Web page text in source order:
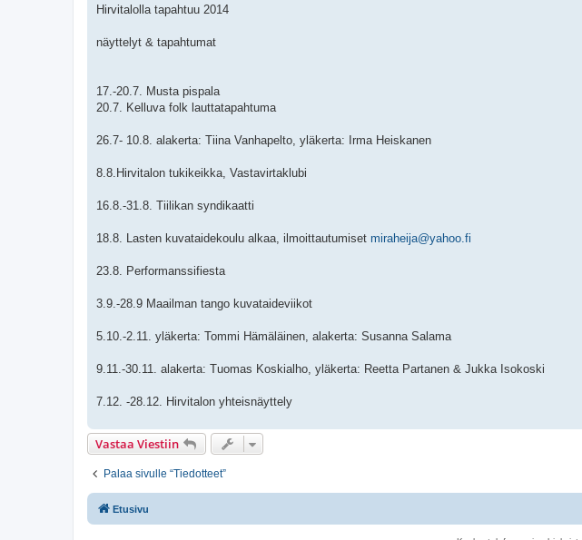
e
i
Hirvitalolla tapahtuu 2014
näyttelyt & tapahtumat
17.-20.7. Musta pispala
20.7. Kelluva folk lauttatapahtuma
26.7- 10.8. alakerta: Tiina Vanhapelto, yläkerta: Irma Heiskanen
8.8.Hirvitalon tukikeikka, Vastavirtaklubi
16.8.-31.8. Tiilikan syndikaatti
18.8. Lasten kuvataidekoulu alkaa, ilmoittautumiset miraheija@yahoo.fi
23.8. Performanssifiesta
3.9.-28.9 Maailman tango kuvataideviikot
5.10.-2.11. yläkerta: Tommi Hämäläinen, alakerta: Susanna Salama
9.11.-30.11. alakerta: Tuomas Koskialho, yläkerta: Reetta Partanen & Jukka Isokoski
7.12. -28.12. Hirvitalon yhteisnäyttely
Vastaa Viestiin
Palaa sivulle “Tiedotteet”
Etusivu